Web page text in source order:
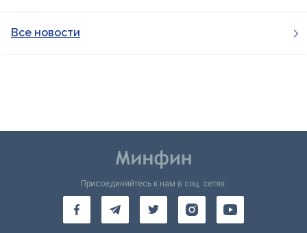
Все новости
Присоединяйтесь к нам в соц. сетях: